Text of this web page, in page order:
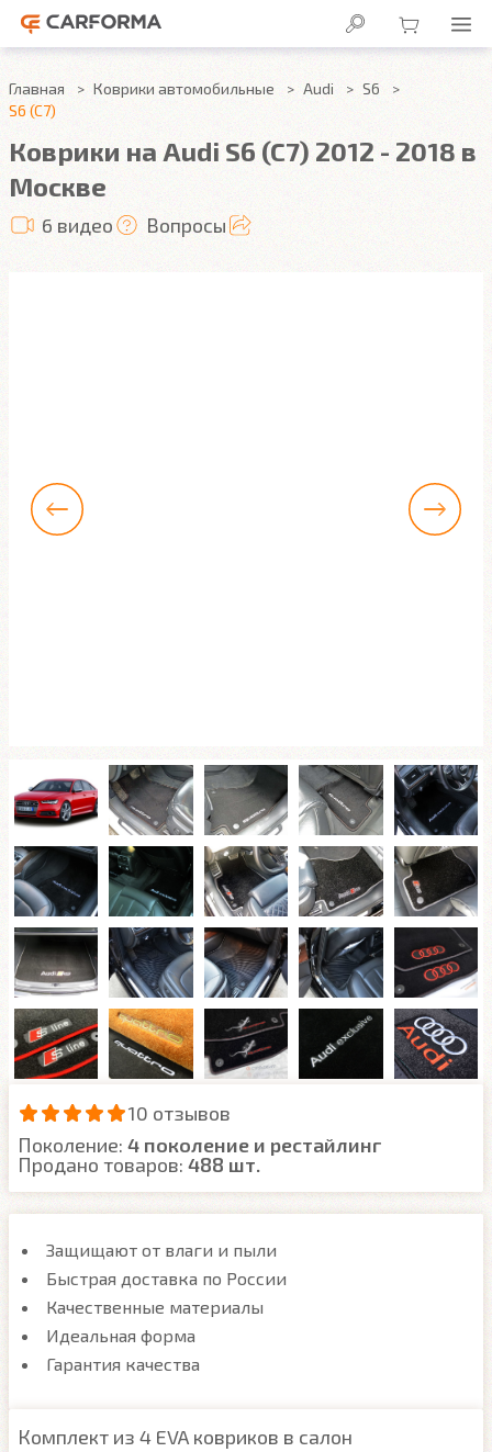
Главная Коврики автомобильные Audi
S6
S6 (C7)
Коврики на Audi S6 (C7) 2012 - 2018 в
Москве
6 видео Вопросы
10 отзывов
Поколение: 4 поколение и рестайлинг
Продано товаров: 488 шт.
Защищают от влаги и пыли
Быстрая доставка по России
Качественные материалы
Идеальная форма
Гарантия качества
Комплект из 4 EVA ковриков в салон